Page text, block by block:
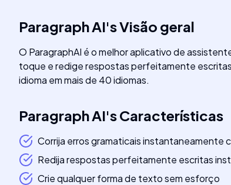
Paragraph AI'sVisão geral
O ParagraphAI é o melhor aplicativo de
toque e redige respostas perfeitamente
idioma em mais de 40 idiomas.
Paragraph AI'sCaracterísticas
Corrija erros gramaticais instantaneamente
Redija respostas perfeitamente escritas
Crie qualquer forma de texto sem esforço